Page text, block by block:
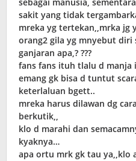
sebagai manusia,
sakit yang tidak
mreka yg tertekan,,mrka jg
orang2 gila yg mnyebut
ganjaran apa,? ???
fans fans ituh tlalu d manja
emang gk bisa d tuntut
keterlaluan bgett..
mreka harus dilawan dg
berkutik,,
klo d marahi dan
kyaknya…
apa ortu mrk gk tau ya,,klo